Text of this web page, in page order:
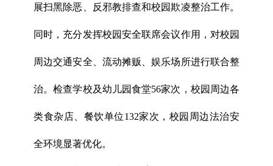
展扫黑除恶、反邪教排查和校园欺凌整治工作。
同时，充分发挥校园安全联席会议作用，对校园
周边交通安全、流动摊贩、娱乐场所进行联合整
治。检查学校及幼儿园食堂56家次，校园周边各
类食杂店、餐饮单位132家次，校园周边法治安
全环境显著优化。